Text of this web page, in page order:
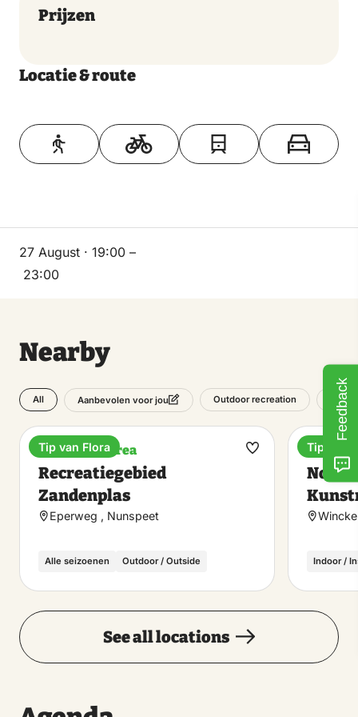
Prijzen
Locatie & route
Toon op kaart
27 August · 19:00 –
23:00
Nearby
All Aanbevolen voor jou Outdoor recreation Food
Recreation area
Recreatiegebied
Zandenplas
Eperweg , Nunspeet
Alle seizoenen Outdoor / Outside
Tip van Flora
Make
Indoor /
Tip van
See all locations
Feedback